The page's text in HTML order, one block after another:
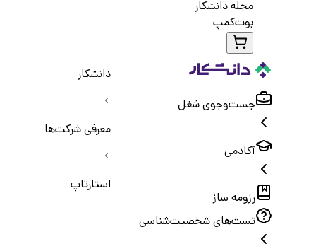
مجله دانشکار
بوت‌کمپ
جست‌و‌جوی شغل
آکادمی
رزومه ساز
تست‌های شخصیت‌شناسی
دانشکار
معرفی شرکت‌ها
استارتاپ